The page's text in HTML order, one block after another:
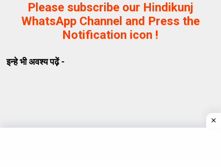
Please subscribe our Hindikunj
WhatsApp Channel and Press the
Notification icon !
इन्हे भी अवश्य पढ़ें -